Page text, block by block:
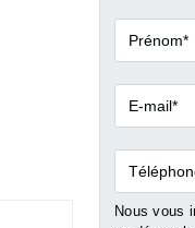
Prénom*
E-
mail*
Nous vous